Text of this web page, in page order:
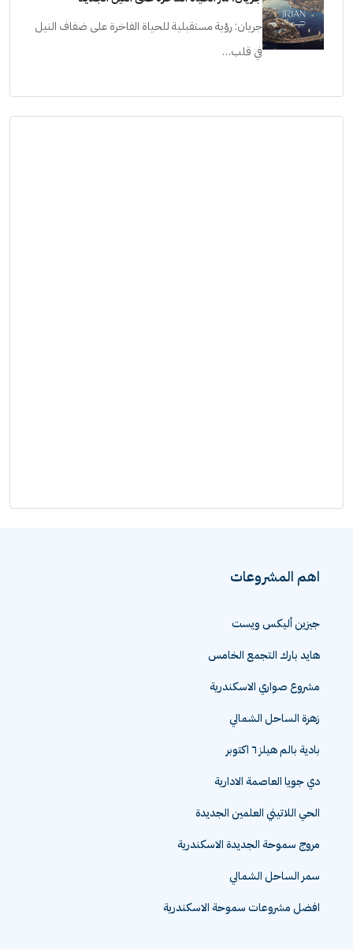
جريان: رؤية مستقبلية للحياة الفاخرة على ضفاف النيل
في قلب…
اهم المشروعات
جيزين أليكس ويست
هايد بارك التجمع الخامس
مشروع صواري الاسكندرية
زهرة الساحل الشمالي
بادية بالم هيلز ٦ اكتوبر
دي جويا العاصمة الادارية
الحي اللاتيني العلمين الجديدة
مروج سموحة الجديدة الاسكندرية
سمر الساحل الشمالي
افضل مشروعات سموحة الاسكندرية